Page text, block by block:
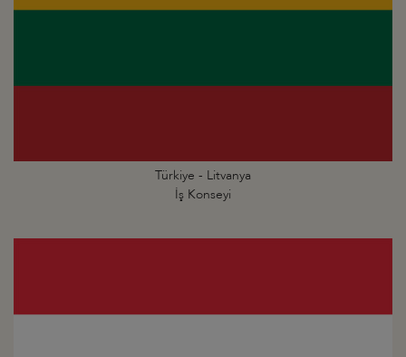
Türkiye - Litvanya
İş Konseyi